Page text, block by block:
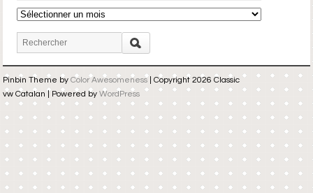
Archives
Pinbin Theme by Color Awesomeness| Copyright 2026 Classic
vw Catalan | Powered by WordPress